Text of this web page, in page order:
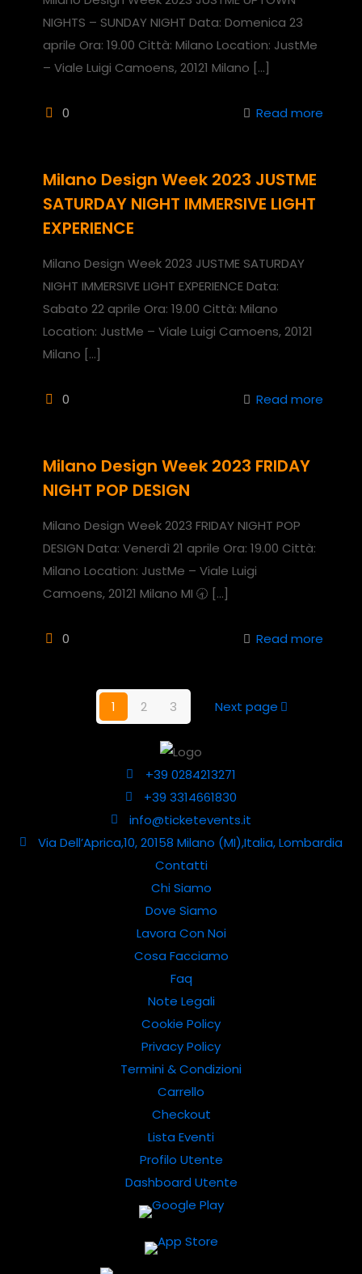
NIGHTS – SUNDAY NIGHT Data: Domenica 23
aprile Ora: 19.00 Città: Milano Location: JustMe
– Viale Luigi Camoens, 20121 Milano […]
0 Read more
Milano Design Week 2023 JUSTME
SATURDAY NIGHT IMMERSIVE LIGHT
EXPERIENCE
Milano Design Week 2023 JUSTME SATURDAY
NIGHT IMMERSIVE LIGHT EXPERIENCE Data:
Sabato 22 aprile Ora: 19.00 Città: Milano
Location: JustMe – Viale Luigi Camoens, 20121
Milano […]
0 Read more
Milano Design Week 2023 FRIDAY
NIGHT POP DESIGN
Milano Design Week 2023 FRIDAY NIGHT POP
DESIGN Data: Venerdì 21 aprile Ora: 19.00 Città:
Milano Location: JustMe – Viale Luigi
Camoens, 20121 Milano MI 🕣 […]
0 Read more
1 2 3 Next page
+39 0284213271
+39 3314661830
info@ticketevents.it
Via Dell’Aprica,10, 20158 Milano (MI),Italia, Lombardia
Contatti
Chi Siamo
Dove Siamo
Lavora Con Noi
Cosa Facciamo
Faq
Note Legali
Cookie Policy
Privacy Policy
Termini & Condizioni
Carrello
Checkout
Lista Eventi
Profilo Utente
Dashboard Utente